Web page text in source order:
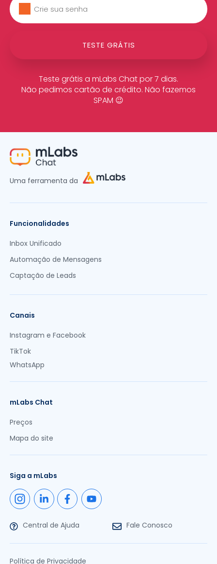
TESTE GRÁTIS
Teste grátis a mLabs Chat por 7 dias.
Não pedimos cartão de crédito. Não fazemos
SPAM 😉
Uma ferramenta da
Funcionalidades
Inbox Unificado
Automação de Mensagens
Captação de Leads
Canais
Instagram e Facebook
TikTok
WhatsApp
mLabs Chat
Preços
Mapa do site
Siga a mLabs
Central de Ajuda Fale Conosco
Política de Privacidade